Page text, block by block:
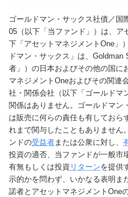
ゴールドマン・サックス社債／国
05（以下「当ファンド」）は、ア
下「アセットマネジメントOne」
ドマン・サックス」は、
者」）の日本およびその他の国に
マネジメントOneおよびその関連
社・関係会社（以下「ゴールドマ
関係はありません。ゴールドマン
は販売に何らの責任も有しておら
れまで関与したこともありません
ンドの受益者または公衆に対し、
投資の適否、当ファンドが一般市
有無もしくは投資 リターンを提供
示的かを問わず、いかなる表明ま
諾者とアセットマネジメントOne